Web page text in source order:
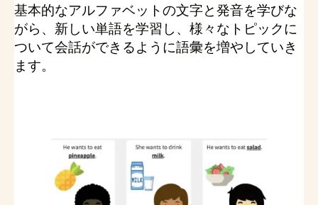
基本的なアルファベットの文字と発音を学びな
がら、新しい単語を学習し、様々なトピックに
ついて会話ができるように語彙を増やしていき
ます。